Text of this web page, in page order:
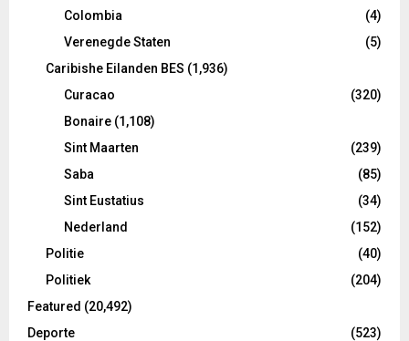
Colombia
(4)
Verenegde Staten
(5)
Caribishe Eilanden BES (1,936)
Curacao
(320)
Bonaire (1,108)
Sint Maarten
(239)
Saba
(85)
Sint Eustatius
(34)
Nederland
(152)
Politie
(40)
Politiek
(204)
Featured (20,492)
Deporte
(523)